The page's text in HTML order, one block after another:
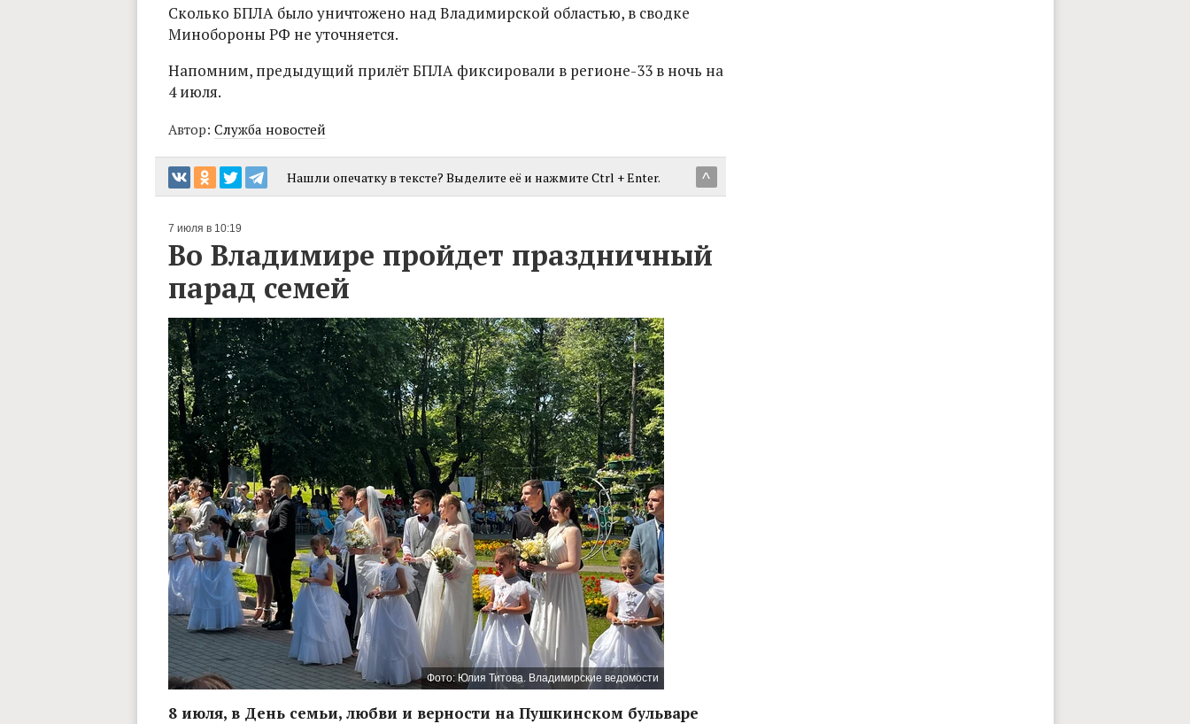
Сколько БПЛА было уничтожено над Владимирской областью, в сводке
Минобороны РФ не уточняется.
Напомним, предыдущий прилёт БПЛА фиксировали в регионе-33 в ночь на
4 июля.
Автор: Служба новостей
^
Нашли опечатку в тексте? Выделите её и нажмите Ctrl + Enter.
7 июля в 10:19
Во Владимире пройдет праздничный
парад семей
Фото: Юлия Титова. Владимирские ведомости
8 июля, в День семьи, любви и верности на Пушкинском бульваре